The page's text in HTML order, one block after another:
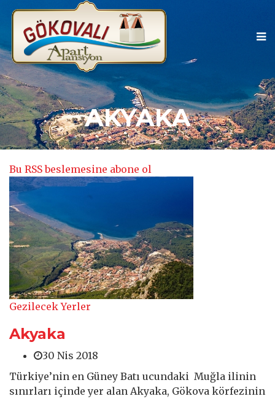
AKYAKA
Bu RSS beslemesine abone ol
Gezilecek Yerler
Akyaka
30 Nis 2018
Türkiye’nin en Güney Batı ucundaki Muğla ilinin
sınırları içinde yer alan Akyaka, Gökova körfezinin